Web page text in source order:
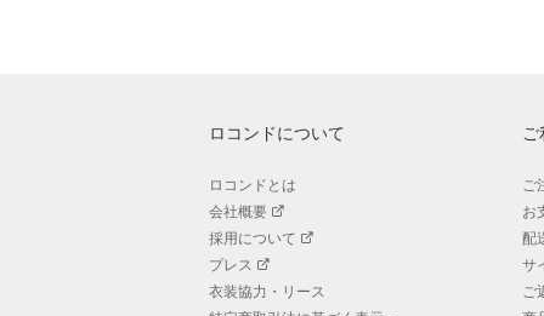
ロコンドについて
ロコンドとは
会社概要
採用について
プレス
衣装協力・リース
ご
お
配
サ
ご